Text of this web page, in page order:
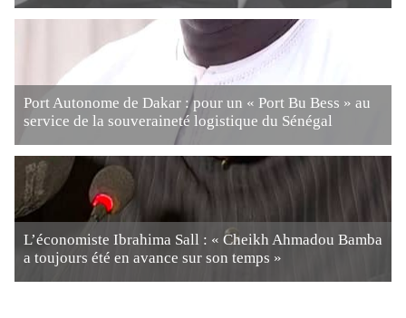
Port Autonome de Dakar : pour un « Port Bu Bess » au
service de la souveraineté logistique du Sénégal
L’économiste Ibrahima Sall : « Cheikh Ahmadou Bamba
a toujours été en avance sur son temps »